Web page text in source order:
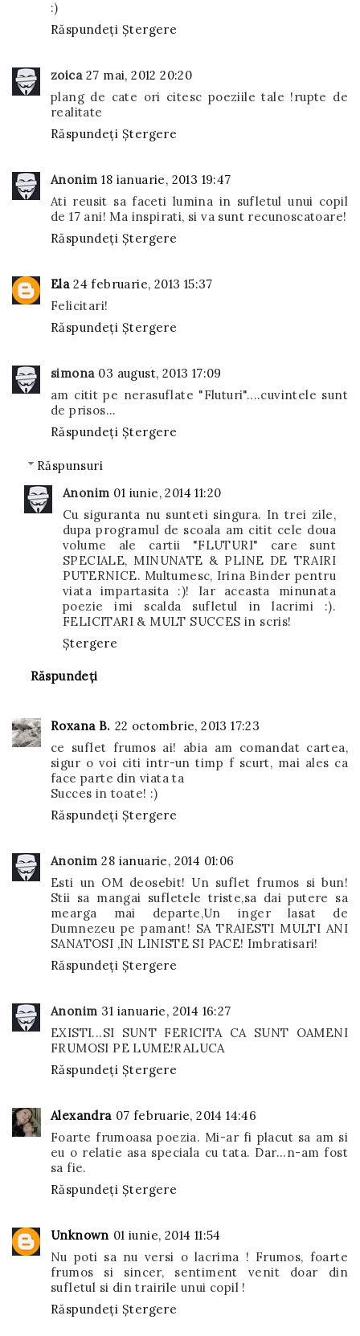
:)
Răspundeți Ștergere
zoica 27 mai, 2012 20:20
plang de cate ori citesc poeziile tale !rupte de
realitate
Răspundeți Ștergere
Anonim 18 ianuarie, 2013 19:47
Ati reusit sa faceti lumina in sufletul unui copil
de 17 ani! Ma inspirati, si va sunt recunoscatoare!
Răspundeți Ștergere
Ela 24 februarie, 2013 15:37
Felicitari!
Răspundeți Ștergere
simona 03 august, 2013 17:09
am citit pe nerasuflate "Fluturi"....cuvintele sunt
de prisos...
Răspundeți Ștergere
Răspunsuri
Anonim 01 iunie, 2014 11:20
Cu siguranta nu sunteti singura. In trei zile,
dupa programul de scoala am citit cele doua
volume ale cartii "FLUTURI" care sunt
SPECIALE, MINUNATE & PLINE DE TRAIRI
PUTERNICE. Multumesc, Irina Binder pentru
viata impartasita :)! Iar aceasta minunata
poezie imi scalda sufletul in lacrimi :).
FELICITARI & MULT SUCCES in scris!
Ștergere
Răspundeți
Roxana B. 22 octombrie, 2013 17:23
ce suflet frumos ai! abia am comandat cartea,
sigur o voi citi intr-un timp f scurt, mai ales ca
face parte din viata ta
Succes in toate! :)
Răspundeți Ștergere
Anonim 28 ianuarie, 2014 01:06
Esti un OM deosebit! Un suflet frumos si bun!
Stii sa mangai sufletele triste,sa dai putere sa
mearga mai departe,Un inger lasat de
Dumnezeu pe pamant! SA TRAIESTI MULTI ANI
SANATOSI ,IN LINISTE SI PACE! Imbratisari!
Răspundeți Ștergere
Anonim 31 ianuarie, 2014 16:27
EXISTI...SI SUNT FERICITA CA SUNT OAMENI
FRUMOSI PE LUME!RALUCA
Răspundeți Ștergere
Alexandra 07 februarie, 2014 14:46
Foarte frumoasa poezia. Mi-ar fi placut sa am si
eu o relatie asa speciala cu tata. Dar...n-am fost
sa fie.
Răspundeți Ștergere
Unknown 01 iunie, 2014 11:54
Nu poti sa nu versi o lacrima ! Frumos, foarte
frumos si sincer, sentiment venit doar din
sufletul si din trairile unui copil !
Răspundeți Ștergere